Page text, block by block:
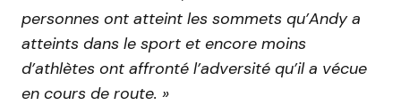
personnes ont atteint les sommets qu’Andy a
atteints dans le sport et encore moins
d’athlètes ont affronté l’adversité qu’il a vécue
en cours de route. »